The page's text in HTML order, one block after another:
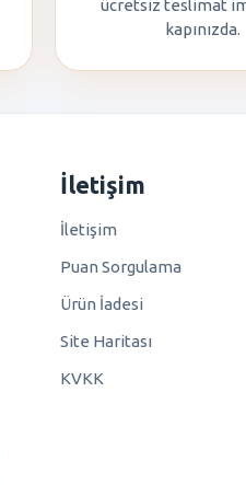
ücretsiz teslimat
kapınızda.
İletişim
İletişim
Puan Sorgulama
Ürün İadesi
Site Haritası
KVKK